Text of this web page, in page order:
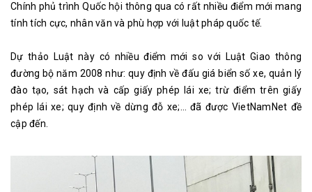
Chính phủ trình Quốc hội thông qua có rất nhiều điểm mới mang
tính tích cực, nhân văn và phù hợp với luật pháp quốc tế.
Dự thảo Luật này có nhiều điểm mới so với Luật Giao thông
đường bộ năm 2008 như: quy định về đấu giá biển số xe, quản lý
đào tạo, sát hạch và cấp giấy phép lái xe; trừ điểm trên giấy
phép lái xe; quy định về dừng đỗ xe;… đã được VietNamNet đề
cập đến.